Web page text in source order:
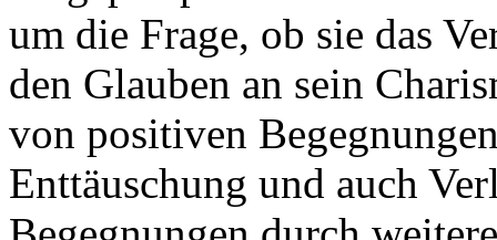
um die Frage, ob sie das
den Glauben an sein
von positiven
Enttäuschung und auch